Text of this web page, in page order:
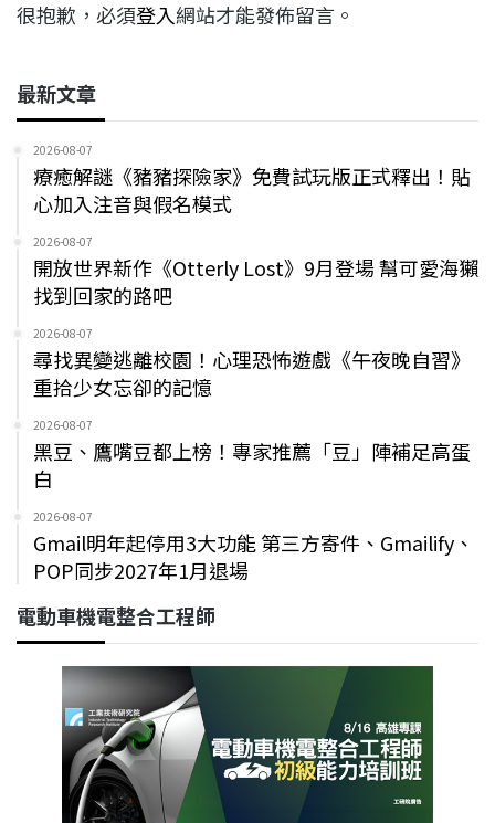
很抱歉，必須登入網站才能發佈留言。
最新文章
2026-08-07
療癒解謎《豬豬探險家》免費試玩版正式釋出！貼
心加入注音與假名模式
2026-08-07
開放世界新作《Otterly Lost》9月登場 幫可愛海獺
找到回家的路吧
2026-08-07
尋找異變逃離校園！心理恐怖遊戲《午夜晚自習》
重拾少女忘卻的記憶
2026-08-07
黑豆、鷹嘴豆都上榜！專家推薦「豆」陣補足高蛋
白
2026-08-07
Gmail明年起停用3大功能 第三方寄件、Gmailify、
POP同步2027年1月退場
電動車機電整合工程師